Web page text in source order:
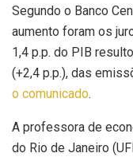
Segundo o Banco
aumento foram os
1,4 p.p. do PIB
(+2,4 p.p.), das
o comunicado.
A professora de
do Rio de Janeiro